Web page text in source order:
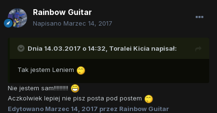
Rainbow Guitar
Napisano Marzec 14, 2017
Dnia 14.03.2017 o 14:32, Toralei Kicia napisał:
Tak jestem Leniem
Nie jestem sam!!!!!!!!!!
Aczkolwiek lepiej nie pisz posta pod postem
Edytowano Marzec 14, 2017 przez Rainbow Guitar